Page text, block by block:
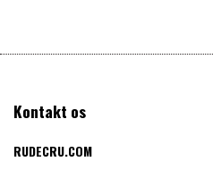
Kontakt os
RUDECRU.COM